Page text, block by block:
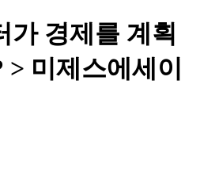
가 경제를 계획
> 미제스에세이